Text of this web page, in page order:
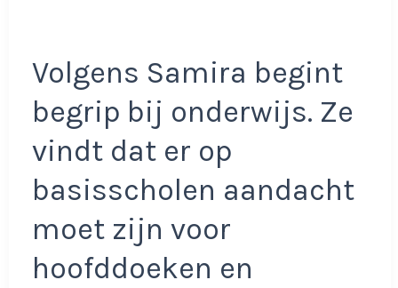
Volgens Samira begint
begrip bij onderwijs. Ze
vindt dat er op
basisscholen aandacht
moet zijn voor
hoofddoeken en